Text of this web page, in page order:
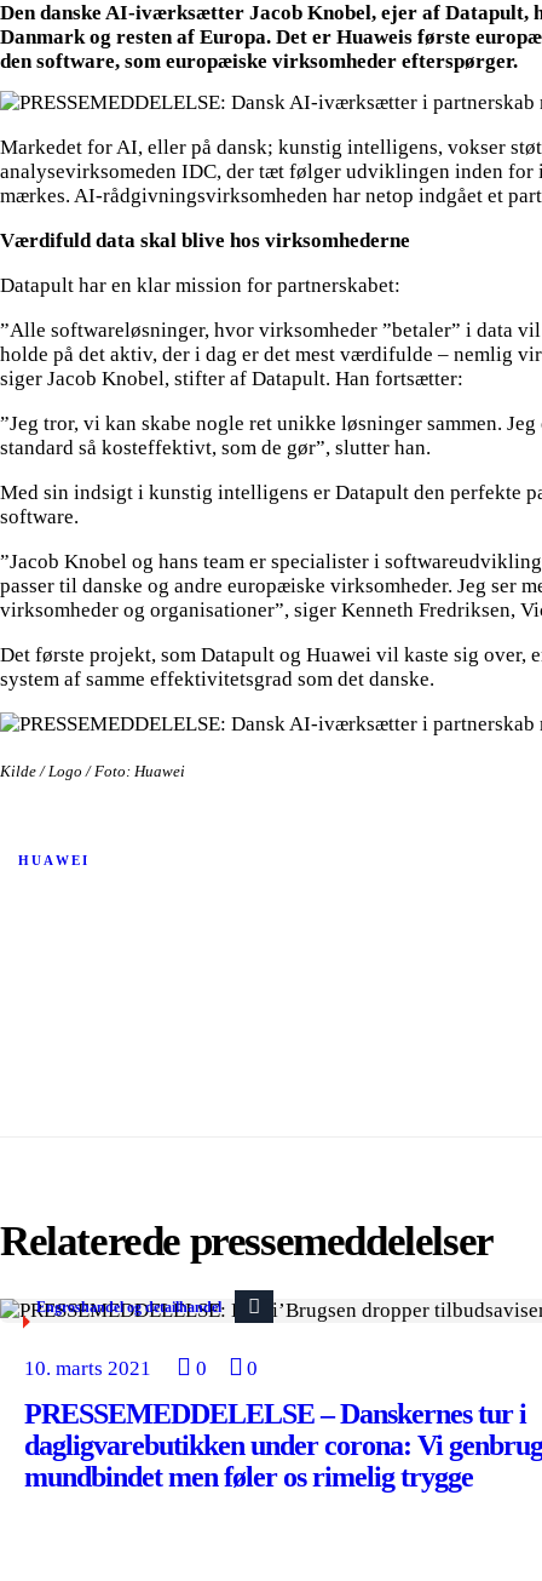
Den danske AI-iværksætter Jacob Knobel, ejer af Datapult,
Danmark og resten af Europa. Det er Huaweis første
den software, som europæiske virksomheder efterspørger.
Markedet for AI, eller på dansk; kunstig intelligens, vokser
analysevirksomeden IDC, der tæt følger udviklingen inden
mærkes. AI-rådgivningsvirksomheden har netop indgået et
Værdifuld data skal blive hos virksomhederne
Datapult har en klar mission for partnerskabet:
”Alle softwareløsninger, hvor virksomheder ”betaler” i data
holde på det aktiv, der i dag er det mest værdifulde – nemlig
siger Jacob Knobel, stifter af Datapult. Han fortsætter:
”Jeg tror, vi kan skabe nogle ret unikke løsninger sammen.
standard så kosteffektivt, som de gør”, slutter han.
Med sin indsigt i kunstig intelligens er Datapult den perfekte
software.
”Jacob Knobel og hans team er specialister i
passer til danske og andre europæiske virksomheder. Jeg
virksomheder og organisationer”, siger Kenneth Fredriksen,
Det første projekt, som Datapult og Huawei vil kaste sig
system af samme effektivitetsgrad som det danske.
Kilde / Logo / Foto: Huawei
HUAWEI
Relaterede pressemeddelelser
Engroshandel og detailhandel
10. marts 2021 0 0
PRESSEMEDDELELSE – Danskernes tur i
dagligvarebutikken under corona: Vi
mundbindet men føler os rimelig trygge